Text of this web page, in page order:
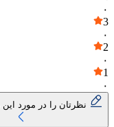
۰
3
۰
2
۰
1
۰
نظرتان را در مورد